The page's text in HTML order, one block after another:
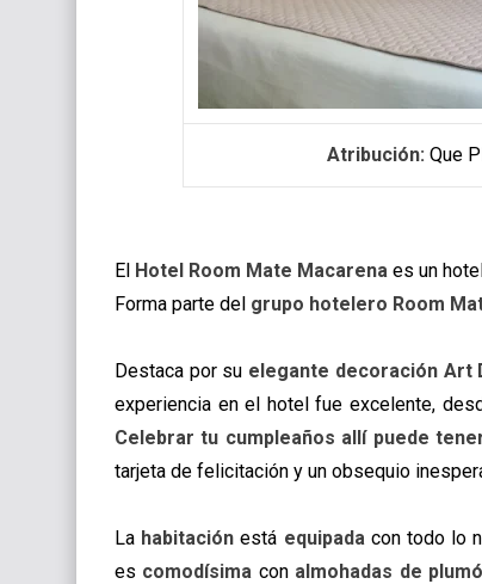
Atribución: Que
El Hotel Room Mate Macarena es un
Forma parte del grupo hotelero Room
Destaca por su elegante decoración Art
experiencia en el hotel fue excelente,
Celebrar tu cumpleaños allí puede
tarjeta de felicitación y un obsequio
La habitación está equipada con todo lo
es comodísima con almohadas de